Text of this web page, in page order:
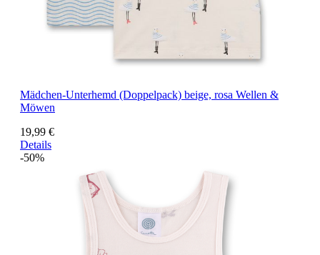
Mädchen-Unterhemd (Doppelpack) beige, rosa Wellen &
Möwen
19,99 €
Details
-50%